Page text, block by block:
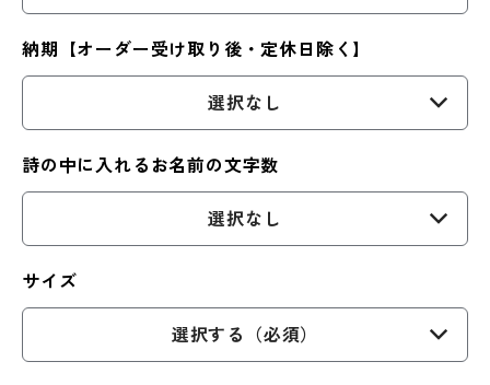
納期【オーダー受け取り後・定休日除く】
選択なし
詩の中に入れるお名前の文字数
選択なし
サイズ
選択する（必須）